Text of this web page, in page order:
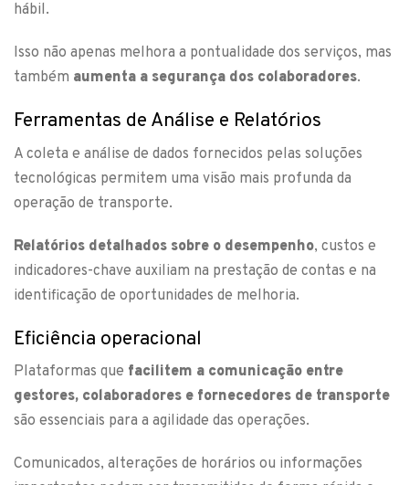
hábil.
Isso não apenas melhora a pontualidade dos serviços, mas
também aumenta a segurança dos colaboradores.
Ferramentas de Análise e Relatórios
A coleta e análise de dados fornecidos pelas soluções
tecnológicas permitem uma visão mais profunda da
operação de transporte.
Relatórios detalhados sobre o desempenho, custos e
indicadores-chave auxiliam na prestação de contas e na
identificação de oportunidades de melhoria.
Eficiência operacional
Plataformas que facilitem a comunicação entre
gestores, colaboradores e fornecedores de transporte
são essenciais para a agilidade das operações.
Comunicados, alterações de horários ou informações